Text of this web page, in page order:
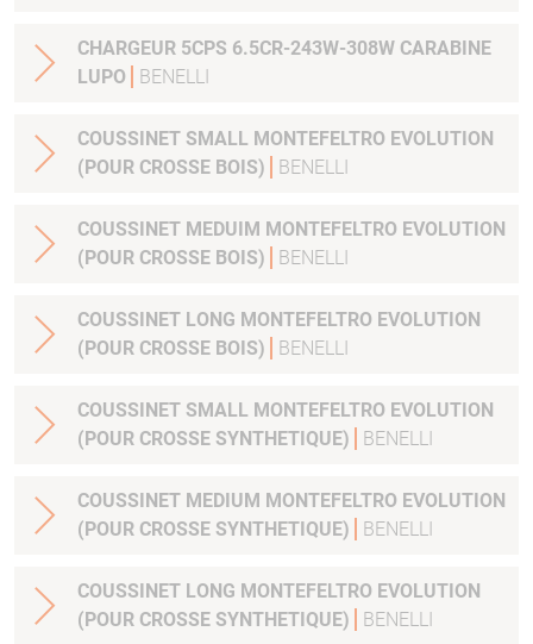
CHARGEUR 5CPS 6.5CR-243W-308W CARABINE
LUPO
BENELLI
COUSSINET SMALL MONTEFELTRO EVOLUTION
(POUR CROSSE BOIS)
BENELLI
COUSSINET MEDUIM MONTEFELTRO EVOLUTION
(POUR CROSSE BOIS)
BENELLI
COUSSINET LONG MONTEFELTRO EVOLUTION
(POUR CROSSE BOIS)
BENELLI
COUSSINET SMALL MONTEFELTRO EVOLUTION
(POUR CROSSE SYNTHETIQUE)
BENELLI
COUSSINET MEDIUM MONTEFELTRO EVOLUTION
(POUR CROSSE SYNTHETIQUE)
BENELLI
COUSSINET LONG MONTEFELTRO EVOLUTION
(POUR CROSSE SYNTHETIQUE)
BENELLI